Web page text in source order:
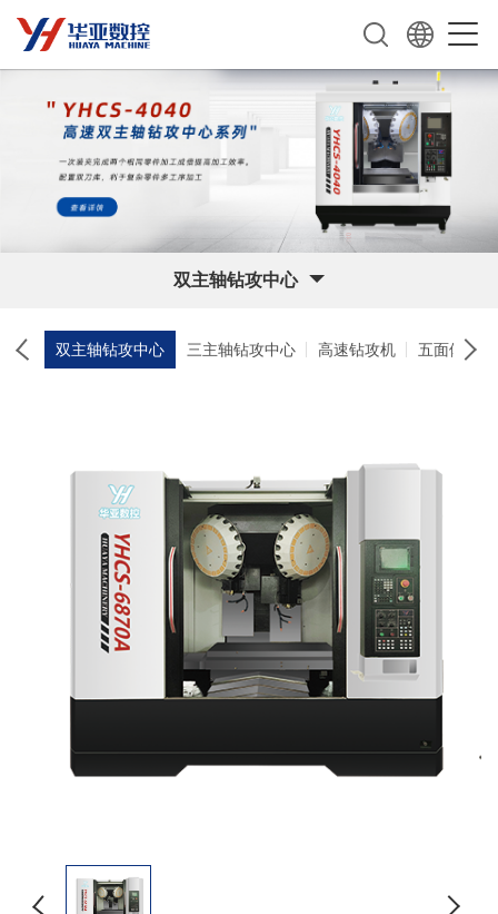
双主轴钻攻中心
双主轴钻攻中心 三主轴钻攻中心 高速钻攻机 五面体加